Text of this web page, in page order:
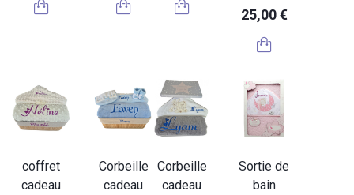
25,00 €
coffret
cadeau
Corbeille
cadeau
Corbeille
cadeau
Sortie de
bain